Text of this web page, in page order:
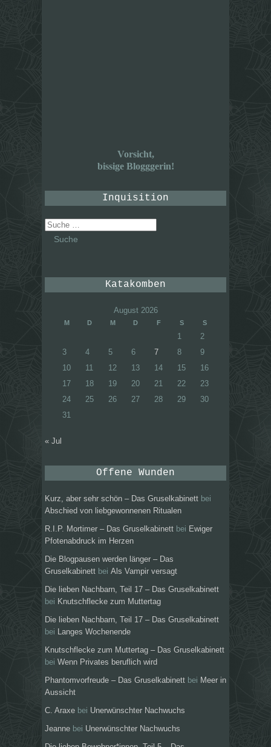
Vorsicht,
bissige Blogggerin!
Inquisition
Suche
nach:
Katakomben
August 2026
M D M D F S S
1
2
3
4 5 6 7 8
9
10
11 12 13 14 15
16
17
18 19 20 21 22
23
24
25 26 27 28 29
30
31
« Jul
Offene Wunden
Kurz, aber sehr schön – Das Gruselkabinett bei
Abschied von liebgewonnenen Ritualen
R.I.P. Mortimer – Das Gruselkabinett bei Ewiger
Pfotenabdruck im Herzen
Die Blogpausen werden länger – Das
Gruselkabinett bei Als Vampir versagt
Die lieben Nachbarn, Teil 17 – Das Gruselkabinett
bei Knutschflecke zum Muttertag
Die lieben Nachbarn, Teil 17 – Das Gruselkabinett
bei
Langes Wochenende
Knutschflecke zum Muttertag – Das Gruselkabinett
bei Wenn Privates beruflich wird
Phantomvorfreude – Das Gruselkabinett bei Meer in
Aussicht
C. Araxe bei Unerwünschter Nachwuchs
Jeanne bei Unerwünschter Nachwuchs